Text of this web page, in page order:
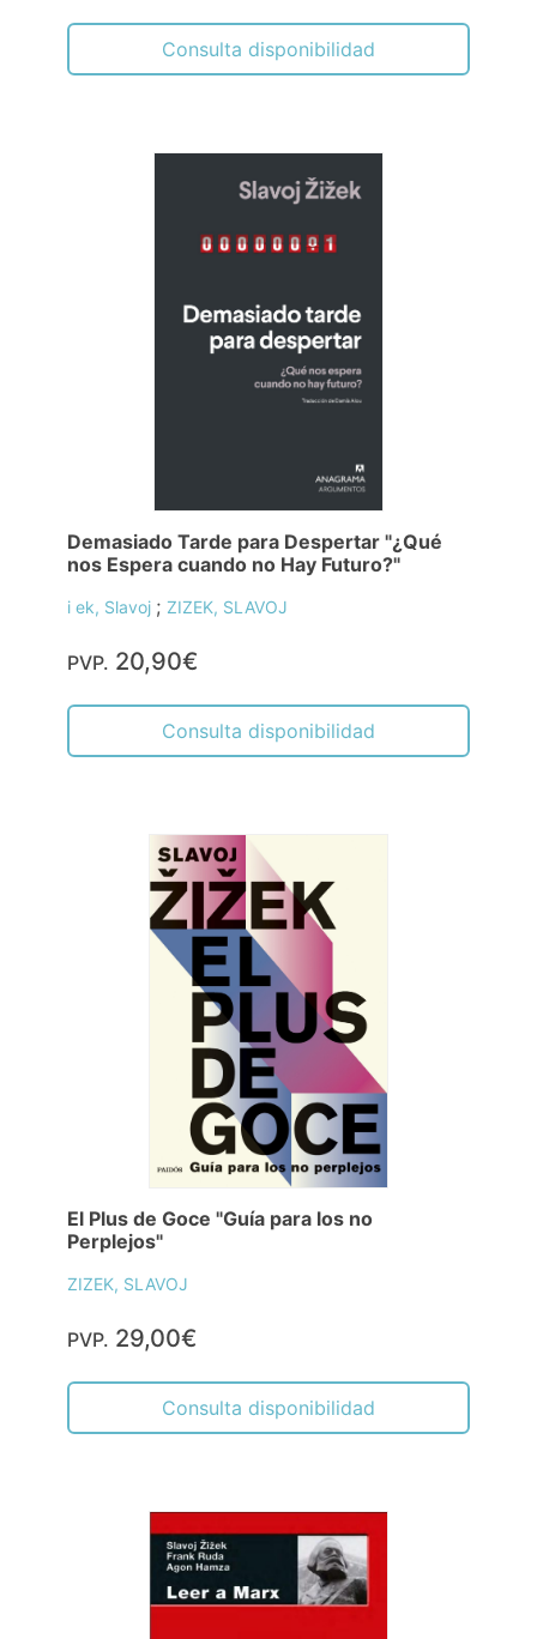
Consulta disponibilidad
Demasiado Tarde para Despertar "¿Qué
nos Espera cuando no Hay Futuro?"
i ek, Slavoj ; ZIZEK, SLAVOJ
PVP. 20,90€
Consulta disponibilidad
El Plus de Goce "Guía para los no
Perplejos"
ZIZEK, SLAVOJ
PVP. 29,00€
Consulta disponibilidad